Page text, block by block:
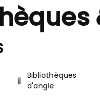
Bibliothèques
d'angle